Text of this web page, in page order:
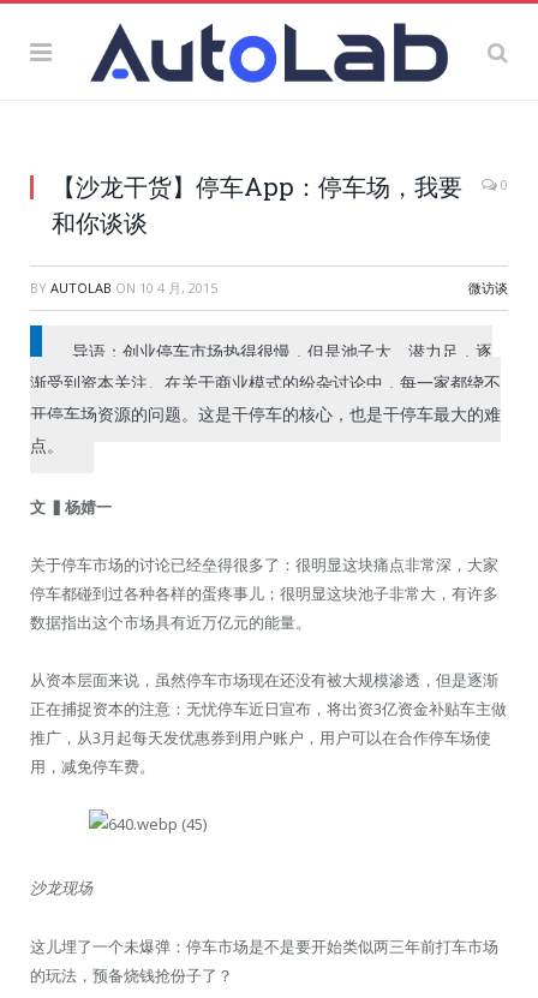
【沙龙干货】停车App：停车场，我要
和你谈谈
0
BY AUTOLAB ON 10 4 月, 2015 微访谈
导语：创业停车市场热得很慢，但是池子大、潜力足，逐
渐受到资本关注。在关于商业模式的纷杂讨论中，每一家都绕不
开停车场资源的问题。这是干停车的核心，也是干停车最大的难
点。
文 ▍杨婧一
关于停车市场的讨论已经垒得很多了：很明显这块痛点非常深，大家
停车都碰到过各种各样的蛋疼事儿；很明显这块池子非常大，有许多
数据指出这个市场具有近万亿元的能量。
从资本层面来说，虽然停车市场现在还没有被大规模渗透，但是逐渐
正在捕捉资本的注意：无忧停车近日宣布，将出资3亿资金补贴车主做
推广，从3月起每天发优惠券到用户账户，用户可以在合作停车场使
用，减免停车费。
沙龙现场
这儿埋了一个未爆弹：停车市场是不是要开始类似两三年前打车市场
的玩法，预备烧钱抢份子了？